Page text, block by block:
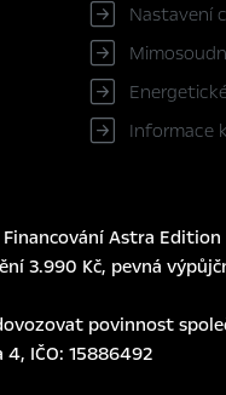
Nastavení
Informace
Astra Edition
Kč, pevná
povinnost
IČO: 15886492